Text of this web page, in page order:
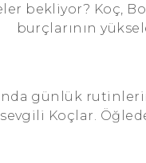
bekliyor? Koç,
burçlarının
günlük
Koçlar.